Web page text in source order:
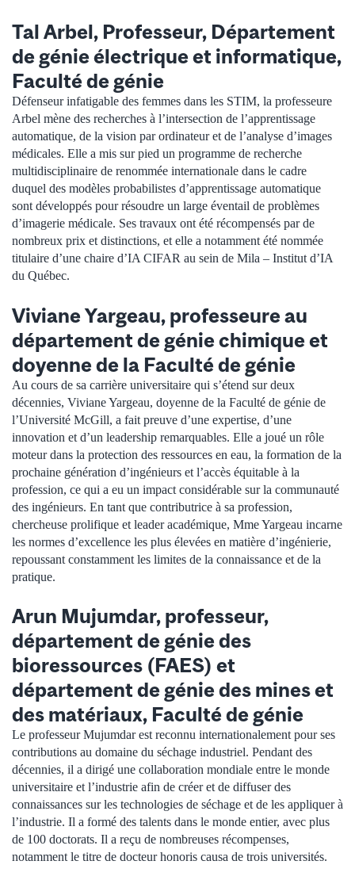
Tal Arbel, Professeur, Département
de génie électrique et informatique,
Faculté de génie
Défenseur infatigable des femmes dans les STIM, la professeure
Arbel mène des recherches à l’intersection de l’apprentissage
automatique, de la vision par ordinateur et de l’analyse d’images
médicales. Elle a mis sur pied un programme de recherche
multidisciplinaire de renommée internationale dans le cadre
duquel des modèles probabilistes d’apprentissage automatique
sont développés pour résoudre un large éventail de problèmes
d’imagerie médicale. Ses travaux ont été récompensés par de
nombreux prix et distinctions, et elle a notamment été nommée
titulaire d’une chaire d’IA CIFAR au sein de Mila – Institut d’IA
du Québec.
Viviane Yargeau, professeure au
département de génie chimique et
doyenne de la Faculté de génie
Au cours de sa carrière universitaire qui s’étend sur deux
décennies, Viviane Yargeau, doyenne de la Faculté de génie de
l’Université McGill, a fait preuve d’une expertise, d’une
innovation et d’un leadership remarquables. Elle a joué un rôle
moteur dans la protection des ressources en eau, la formation de la
prochaine génération d’ingénieurs et l’accès équitable à la
profession, ce qui a eu un impact considérable sur la communauté
des ingénieurs. En tant que contributrice à sa profession,
chercheuse prolifique et leader académique, Mme Yargeau incarne
les normes d’excellence les plus élevées en matière d’ingénierie,
repoussant constamment les limites de la connaissance et de la
pratique.
Arun Mujumdar, professeur,
département de génie des
bioressources (FAES) et
département de génie des mines et
des matériaux, Faculté de génie
Le professeur Mujumdar est reconnu internationalement pour ses
contributions au domaine du séchage industriel. Pendant des
décennies, il a dirigé une collaboration mondiale entre le monde
universitaire et l’industrie afin de créer et de diffuser des
connaissances sur les technologies de séchage et de les appliquer à
l’industrie. Il a formé des talents dans le monde entier, avec plus
de 100 doctorats. Il a reçu de nombreuses récompenses,
notamment le titre de docteur honoris causa de trois universités.